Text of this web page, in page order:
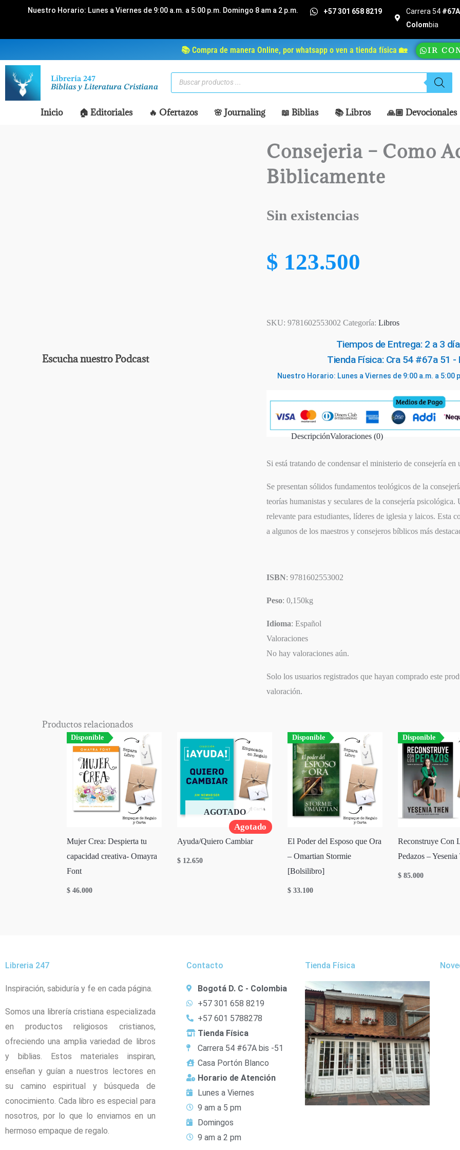
Nuestro Horario: Lunes a Viernes de 9:00 a.m. a 5:00 p.m. Domingo 8 am a 2 p.m. +57 301 658 8219 Carrera 54
Colombia
📚 Compra de manera Online, por whatsapp o ven a tienda física 🏡 IR
Librería 247
Biblias y Literatura Cristiana
Búsqueda
productos
Inicio 🏠 Editoriales 🔥 Ofertazos 🌸 Journaling 📖 Biblias 📚 Libros 🙏🏼 Devocionales
Escucha nuestro Podcast
SIGUIENTE
EPISODIO
Consejeria – Como
Biblicamente
Sin existencias
$ 123.500
SKU:9781602553002 Categoría:Libros
Tiempos de Entrega: 2 a 3
Tienda Física: Cra 54 #67a 51 -
Nuestro Horario: Lunes a Viernes de 9:00 a.m. a 5:00
DescripciónValoraciones (0)
Si está tratando de condensar el ministerio de consejería
Se presentan sólidos fundamentos teológicos de la
teorías humanistas y seculares de la consejería
relevante para estudiantes, líderes de iglesia y laicos. Esta
a algunos de los maestros y consejeros bíblicos más
ISBN: 9781602553002
Peso: 0,150kg
Idioma: Español
Valoraciones
No hay valoraciones aún.
Solo los usuarios registrados que hayan comprado este
valoración.
Productos relacionados
Disponible
Mujer Crea: Despierta tu
capacidad creativa- Omayra
Font
$ 46.000
Agotado
AGOTADO
Ayuda/Quiero Cambiar
$ 12.650
Disponible
El Poder del Esposo que Ora
– Omartian Stormie
[Bolsilibro]
$ 33.100
Disponible
Reconstruye Con
Pedazos – Yesenia
$ 85.000
Libreria 247
Inspiración, sabiduría y fe en cada página.
Somos una librería cristiana especializada
en productos religiosos cristianos,
ofreciendo una amplia variedad de libros
y biblias. Estos materiales inspiran,
enseñan y guían a nuestros lectores en
su camino espiritual y búsqueda de
conocimiento. Cada libro es especial para
nosotros, por lo que lo enviamos en un
hermoso empaque de regalo.
Contacto
Bogotá D. C - Colombia
+57 301 658 8219
+57 601 5788278
Tienda Física
Carrera 54 #67A bis -51
Casa Portón Blanco
Horario de Atención
Lunes a Viernes
9 am a 5 pm
Domingos
9 am a 2 pm
Tienda Física